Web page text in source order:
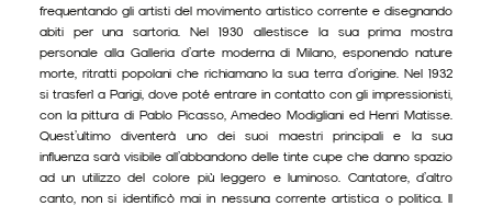
frequentando gli artisti del movimento artistico corrente e disegnando
abiti per una sartoria. Nel 1930 allestisce la sua prima mostra
personale alla Galleria d’arte moderna di Milano, esponendo nature
morte, ritratti popolani che richiamano la sua terra d’origine. Nel 1932
si trasferì a Parigi, dove poté entrare in contatto con gli impressionisti,
con la pittura di Pablo Picasso, Amedeo Modigliani ed Henri Matisse.
Quest’ultimo diventerà uno dei suoi maestri principali e la sua
influenza sarà visibile all’abbandono delle tinte cupe che danno spazio
ad un utilizzo del colore più leggero e luminoso. Cantatore, d’altro
canto, non si identificò mai in nessuna corrente artistica o politica. Il